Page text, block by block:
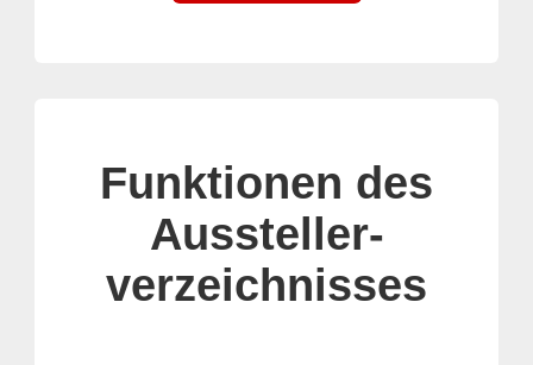
Funktionen des
Aussteller-
verzeichnisses